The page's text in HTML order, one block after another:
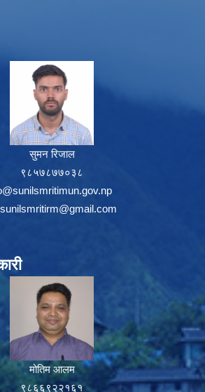
सुमन रिजाल
९८५७८७७०३८
मोतिम आलम
९८६६९२२१६१